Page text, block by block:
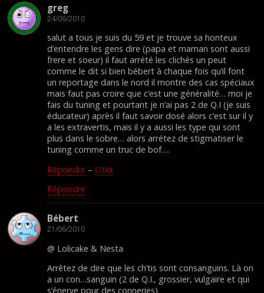
greg
24/06/2010
salut a tous je suis du 59 et je trouve sa honteux
d’entendre les gens dire (papa et maman sont aussi
frere et soeur) il faut arrété les clichés un peut
comme le dit si bien bébert à chaque fois qu’il font
un reportage dans le nord il montre des cas spéciaux
mais faut pas croire que c’est une généralité… moi je
fais du tuning et pourtant je n’ai pas 2 de Q.I (je suis
éducateur) après il faut savoir dosé alors c’est sur il y
a les extravertis, mais il y a aussi les type qui sont
plus dans le sobre… alors arrétez de stigmatiser le
tuning comme un truc de bof….
Répondre – Citer
Répondre
Bébert
21/06/2010
@ Lolicake & Nesta
Arrêtez de dire que les ch’tis sont consanguins. Là on
a un con…sanguin (2 de Q.I., grossier, vulgaire et qui
s’énerve pour des conneries)